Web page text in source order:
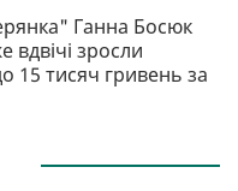
Ганна Босюк
зросли
15 тисяч гривень за